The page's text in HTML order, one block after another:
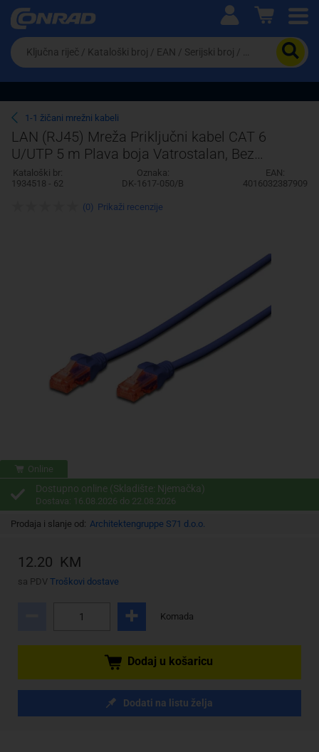
Ova postavka prilagođava asortiman proizvoda i
cijene vašim potrebama.
Pravno lice
Da
biste
potražili
proizvod,
unesite
ključnu
riječ,
kataloški
broj,
EAN
ili
1-1 žičani mrežni kabeli
LAN (RJ45) Mreža Priključni kabel CAT 6
U/UTP 5 m Plava boja Vatrostalan, Bez
halogena, Nezaštićen Digitus
Kataloški br:
1934518 - 62
Oznaka:
DK-1617-050/B
EAN:
4016032387909
Online
Dostupno online (Skladište: Njemačka)
Dostava: 16.08.2026 do 22.08.2026
Prodaja i slanje od: Architektengruppe S71 d.o.o.
12.20 KM
sa PDV Troškovi dostave
Komada
Dodaj u košaricu
Dodati na listu želja
(0) Prikaži recenzije